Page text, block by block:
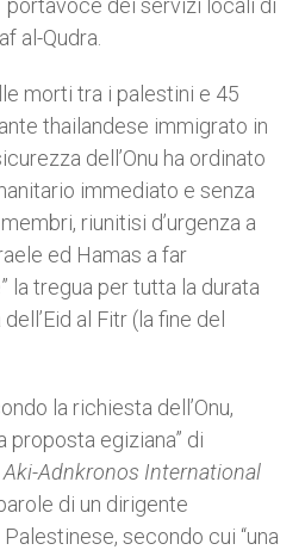
dei servizi locali di
al-Qudra.
morti tra i palestini e 45
thailandese immigrato in
dell’Onu ha ordinato
immediato e senza
riunitisi d’urgenza a
ed Hamas a far
la tregua per tutta la durata
al Fitr (la fine del
la richiesta dell’Onu,
proposta egiziana” di
Aki-Adnkronos International
di un dirigente
secondo cui “una